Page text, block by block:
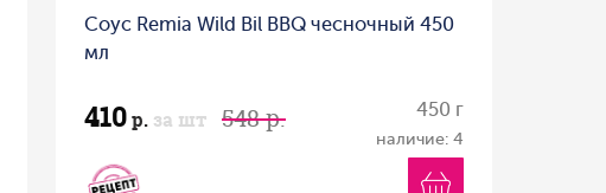
Соус Remia Wild Bil BBQ чесночный 450
мл
410р. за шт 548 р. 450 г
наличие: 4